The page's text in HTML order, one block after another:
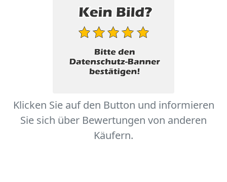
Klicken Sie auf den Button und informieren
Sie sich über Bewertungen von anderen
Käufern.